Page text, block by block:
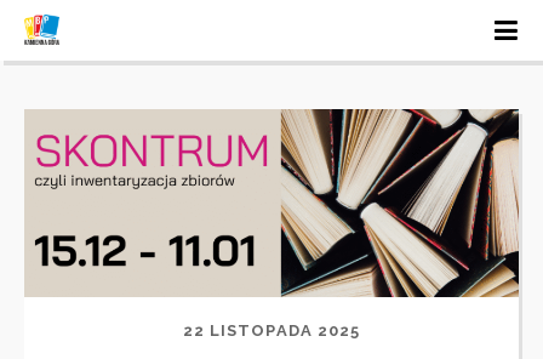
22 LISTOPADA 2025